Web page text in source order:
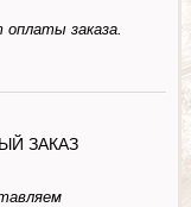
заказа.
ЗАКАЗ